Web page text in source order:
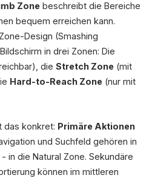
Zone beschreibt die Bereiche
bequem erreichen kann.
Design (Smashing
in drei Zonen: Die
die Stretch Zone (mit
Hard-to-Reach Zone (nur mit
das konkret: Primäre Aktionen
und Suchfeld gehören in
in die Natural Zone. Sekundäre
können im mittleren